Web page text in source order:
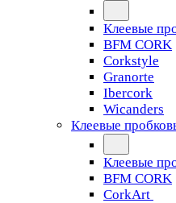
Клеевые
BFM CORK
Corkstyle
Granorte
Ibercork
Wicanders
Клеевые
Клеевые
BFM CORK
CorkArt